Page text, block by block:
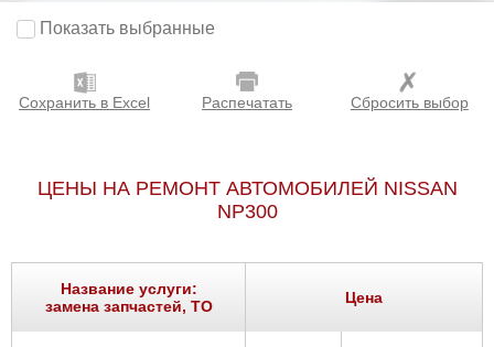
Показать выбранные
Сохранить в Excel Распечатать Сбросить выбор
ЦЕНЫ НА РЕМОНТ АВТОМОБИЛЕЙ NISSAN
NP300
Название услуги:
замена запчастей, ТО
Цена